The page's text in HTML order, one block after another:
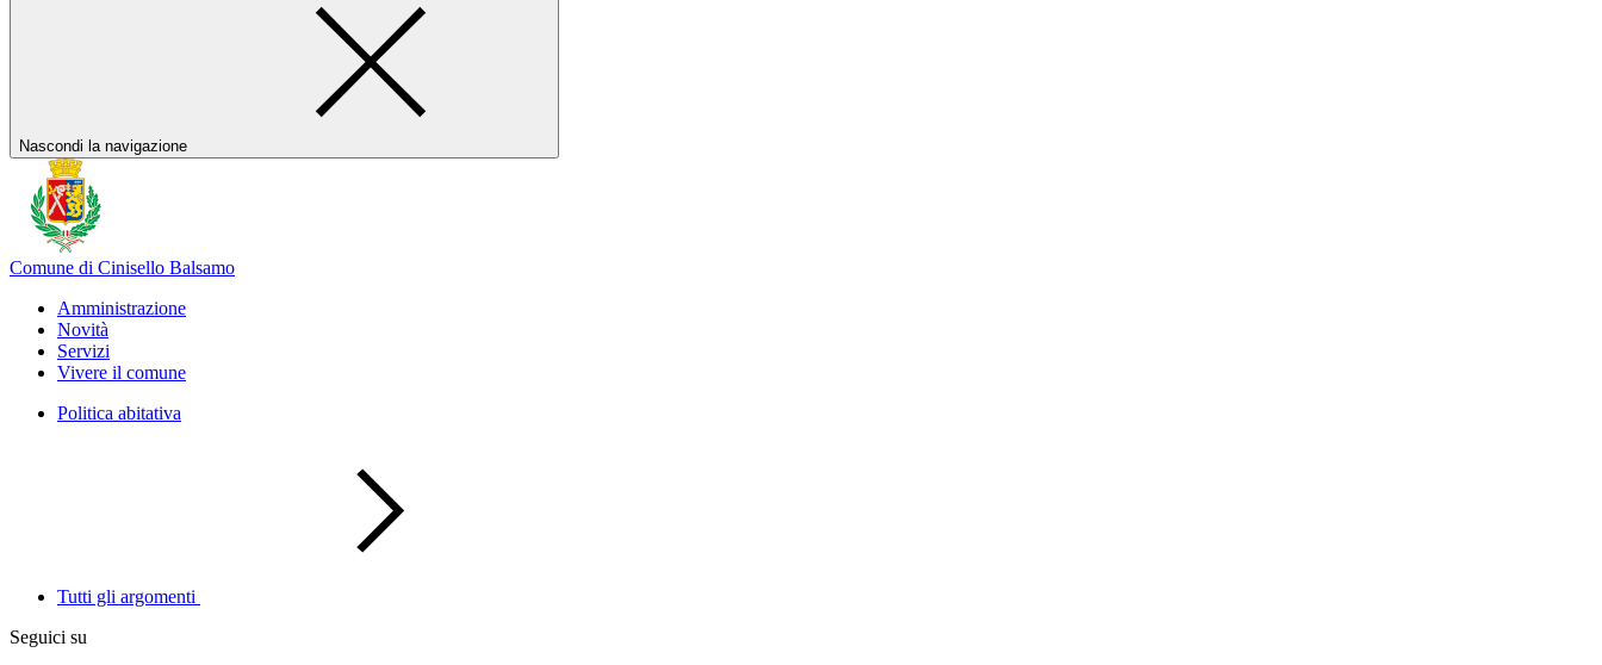
Nascondi la navigazione
Comune di Cinisello Balsamo
Amministrazione
Novità
Servizi
Vivere il comune
Politica abitativa
Tutti gli argomenti
Seguici su